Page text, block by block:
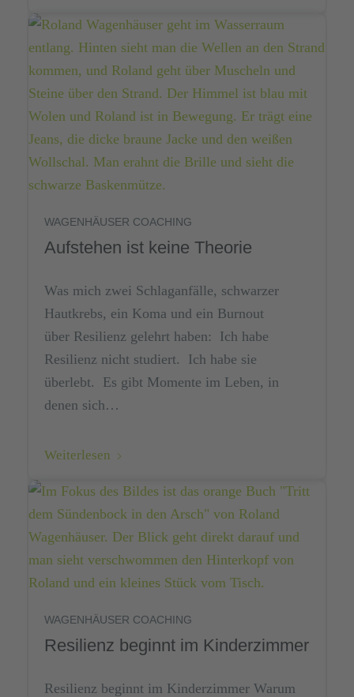
Aufstehen ist keine Theorie
WAGENHÄUSER COACHING
Was mich zwei Schlaganfälle, schwarzer
Hautkrebs, ein Koma und ein Burnout
über Resilienz gelehrt haben: Ich habe
Resilienz nicht studiert. Ich habe sie
überlebt. Es gibt Momente im Leben, in
denen sich…
Weiterlesen
Resilienz beginnt im Kinderzimmer
WAGENHÄUSER COACHING
Resilienz beginnt im Kinderzimmer Warum